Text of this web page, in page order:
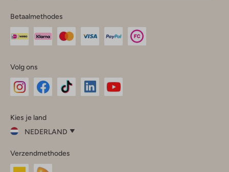
Betaalmethodes
Volg ons
InstagramFacebook
Kies je land
NEDERLAND
je
land
Verzendmethodes